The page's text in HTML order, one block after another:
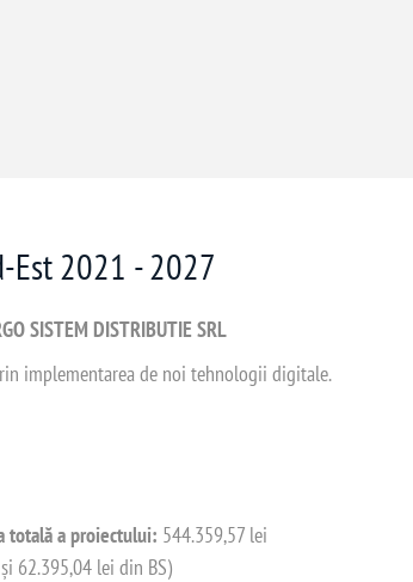
Est 2021 - 2027
SISTEM DISTRIBUTIE SRL
implementarea de noi tehnologii digitale.
totală a proiectului: 544.359,57 lei
62.395,04 lei din BS)